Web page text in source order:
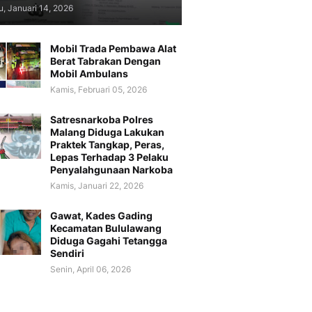
Januari 14, 2026
Mobil Trada Pembawa Alat
Berat Tabrakan Dengan
Mobil Ambulans
Kamis, Februari 05, 2026
Satresnarkoba Polres
Malang Diduga Lakukan
Praktek Tangkap, Peras,
Lepas Terhadap 3 Pelaku
Penyalahgunaan Narkoba
Kamis, Januari 22, 2026
Gawat, Kades Gading
Kecamatan Bululawang
Diduga Gagahi Tetangga
Sendiri
Senin, April 06, 2026